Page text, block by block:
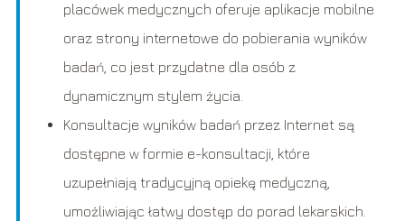
placówek medycznych oferuje aplikacje mobilne
oraz strony internetowe do pobierania wyników
badań, co jest przydatne dla osób z
dynamicznym stylem życia.
Konsultacje wyników badań przez Internet są
dostępne w formie e-konsultacji, które
uzupełniają tradycyjną opiekę medyczną,
umożliwiając łatwy dostęp do porad lekarskich.